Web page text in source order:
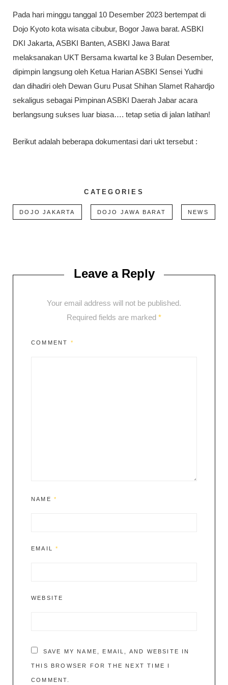
Pada hari minggu tanggal 10 Desember 2023 bertempat di
Dojo Kyoto kota wisata cibubur, Bogor Jawa barat. ASBKI
DKI Jakarta, ASBKI Banten, ASBKI Jawa Barat
melaksanakan UKT Bersama kwartal ke 3 Bulan Desember,
dipimpin langsung oleh Ketua Harian ASBKI Sensei Yudhi
dan dihadiri oleh Dewan Guru Pusat Shihan Slamet Rahardjo
sekaligus sebagai Pimpinan ASBKI Daerah Jabar acara
berlangsung sukses luar biasa…. tetap setia di jalan latihan!
Berikut adalah beberapa dokumentasi dari ukt tersebut :
CATEGORIES
DOJO JAKARTA DOJO JAWA BARAT NEWS
Leave a Reply
Your email address will not be published.
Required fields are marked *
COMMENT *
NAME *
EMAIL*
WEBSITE
SAVE MY NAME, EMAIL, AND WEBSITE IN
THIS BROWSER FOR THE NEXT TIME I
COMMENT.